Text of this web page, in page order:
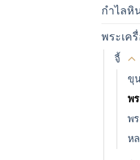
กำไลหิ
พระเค
จี้
ขุ
พ
พ
ห